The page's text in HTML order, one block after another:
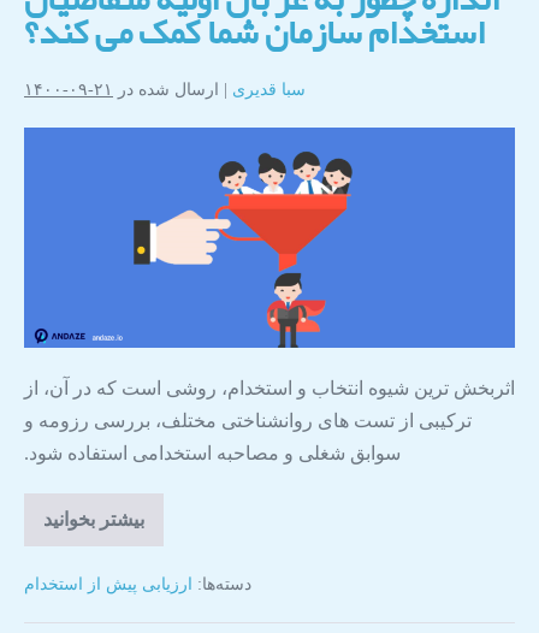
استخدام سازمان شما کمک می کند؟
سبا قدیری| ارسال شده در ۲۱-۰۹-۱۴۰۰
اثربخش ترین شیوه انتخاب و استخدام، روشی است که در آن، از
ترکیبی از تست های روانشناختی مختلف، بررسی رزومه و
سوابق شغلی و مصاحبه استخدامی استفاده شود.
بیشتر بخوانید
دسته‌ها: ارزیابی پیش از استخدام